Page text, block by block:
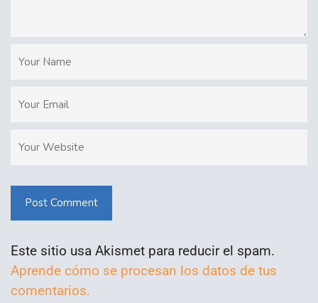
Post Comment
Este sitio usa Akismet para reducir el spam.
Aprende cómo se procesan los datos de tus
comentarios.